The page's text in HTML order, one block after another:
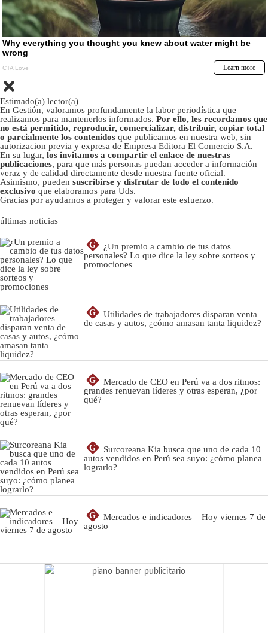
Estimado(a) lector(a)
En Gestión, valoramos profundamente la labor periodística que
realizamos para mantenerlos informados. Por ello, les recordamos que
no está permitido, reproducir, comercializar, distribuir, copiar total
o parcialmente los contenidos que publicamos en nuestra web, sin
autorizacion previa y expresa de Empresa Editora El Comercio S.A.
En su lugar, los invitamos a compartir el enlace de nuestras
publicaciones, para que más personas puedan acceder a información
veraz y de calidad directamente desde nuestra fuente oficial.
Asimismo, pueden suscribirse y disfrutar de todo el contenido
exclusivo que elaboramos para Uds.
Gracias por ayudarnos a proteger y valorar este esfuerzo.
últimas noticias
G
¿Un premio a cambio de tus datos
personales? Lo que dice la ley sobre sorteos y
promociones
G
Utilidades de trabajadores disparan venta
de casas y autos, ¿cómo amasan tanta liquidez?
G
Mercado de CEO en Perú va a dos ritmos:
grandes renuevan líderes y otras esperan, ¿por
qué?
G
Surcoreana Kia busca que uno de cada 10
autos vendidos en Perú sea suyo: ¿cómo planea
lograrlo?
G
Mercados e indicadores – Hoy viernes 7 de
agosto